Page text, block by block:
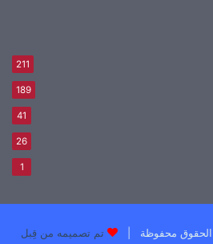
211
189
41
26
1
تم تصميمه من قِبل